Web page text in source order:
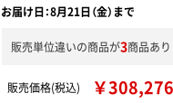
お届け日：8月21日（金）まで
販売単位違いの商品が3商品あ
販売価格(税込) ￥